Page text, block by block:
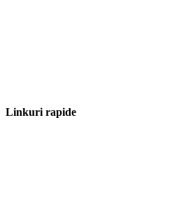
Linkuri rapide